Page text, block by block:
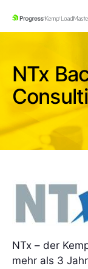
SKIP
NTx
NTx – der
mehr als 3